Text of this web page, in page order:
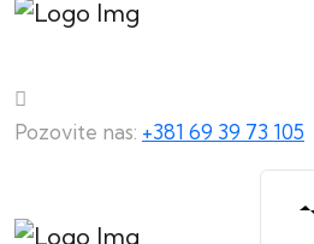
Pozovite nas: +381 69 39 73 105